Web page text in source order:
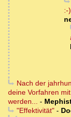
:-
Nach der
deine Vorfahren
werden...
-
"Effektivität"-